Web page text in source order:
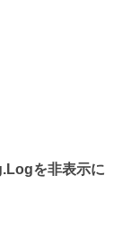
を非表示に